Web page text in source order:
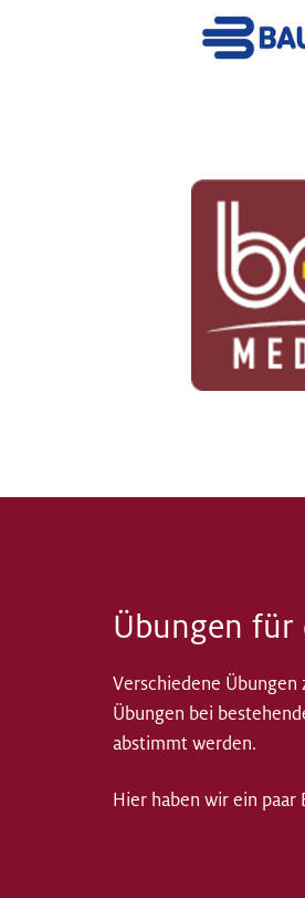
Übungen für
Verschiedene
Übungen bei
abstimmt werden.
Hier haben wir ein